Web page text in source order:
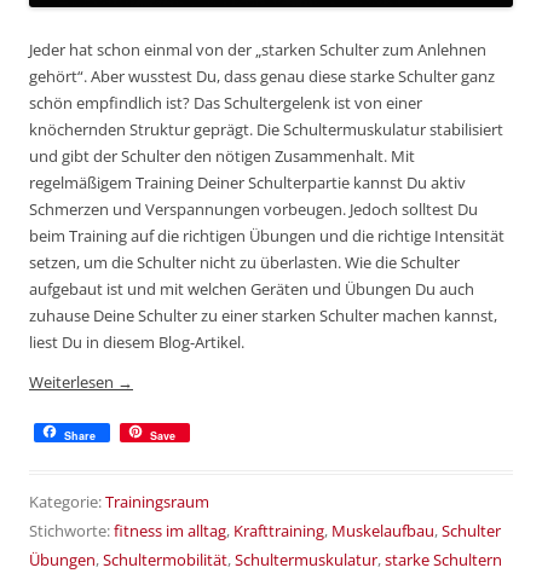
Jeder hat schon einmal von der „starken Schulter zum Anlehnen
gehört“. Aber wusstest Du, dass genau diese starke Schulter ganz
schön empfindlich ist? Das Schultergelenk ist von einer
knöchernden Struktur geprägt. Die Schultermuskulatur stabilisiert
und gibt der Schulter den nötigen Zusammenhalt. Mit
regelmäßigem Training Deiner Schulterpartie kannst Du aktiv
Schmerzen und Verspannungen vorbeugen. Jedoch solltest Du
beim Training auf die richtigen Übungen und die richtige Intensität
setzen, um die Schulter nicht zu überlasten. Wie die Schulter
aufgebaut ist und mit welchen Geräten und Übungen Du auch
zuhause Deine Schulter zu einer starken Schulter machen kannst,
liest Du in diesem Blog-Artikel.
Weiterlesen →
Share Save
Kategorie:Trainingsraum
Stichworte:fitness im alltag, Krafttraining, Muskelaufbau,Schulter
Übungen,Schultermobilität,Schultermuskulatur,starke Schultern